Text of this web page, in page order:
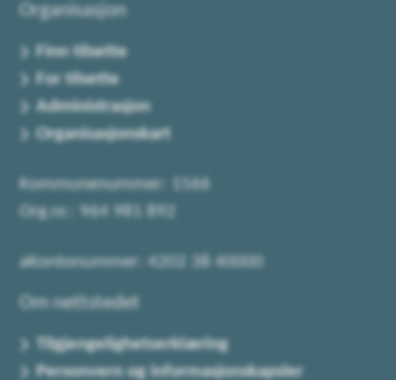
Organisasjon
Finn tilsette
For tilsette
Administrasjon
Organisasjonskart
Kommunenummer: 1566
Org.nr.: 964 981 892
aKontonummer: 4202 38 40000
Om nettstedet
Tilgjengelighetserklæring
Personvern og informasjonskapsler